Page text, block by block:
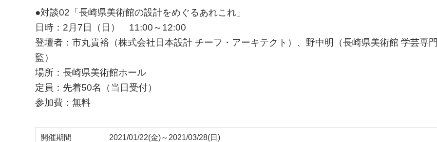
●対談02「長崎県美術館の設計をめぐるあれこれ」
日時：2月7日（日） 11:00～12:00
登壇者：市丸貴裕（株式会社日本設計 チーフ・アーキテクト）、野中明（長崎県美術館 学芸専門
監）
場所：長崎県美術館ホール
定員：先着50名（当日受付）
参加費：無料
開催期間
2021/01/22(金)～2021/03/28(日)